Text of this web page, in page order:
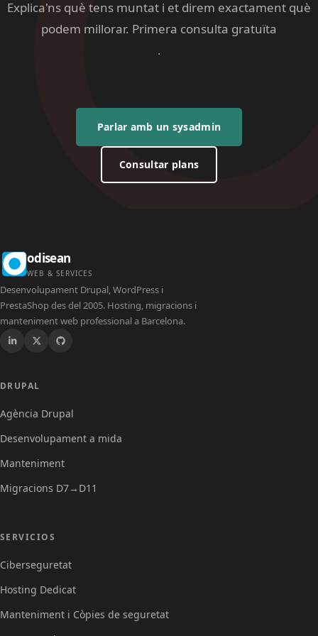
Explica'ns què tens muntat i et direm exactament què
podem millorar. Primera consulta gratuïta
.
Parlar amb un sysadmin
Consultar plans
odisean
WEB & SERVICES
Desenvolupament Drupal, WordPress i
PrestaShop des del 2005. Hosting, migracions i
manteniment web professional a Barcelona.
Drupal
DRUPAL
Agència Drupal
Desenvolupament a mida
Manteniment
Migracions D7→D11
Servicios
SERVICIOS
Ciberseguretat
Hosting Dedicat
Manteniment i Còpies de seguretat